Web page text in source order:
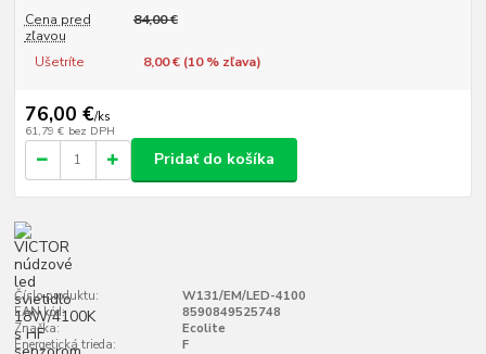
Cena pred
zľavou
84,00 €
Ušetríte 8,00 € (10% zľava)
76,00 €/ks
61,79 € bez DPH
Pridať do košíka
Číslo produktu:
W131/EM/LED-4100
EAN kód:
8590849525748
Značka:
Ecolite
Energetická trieda:
F